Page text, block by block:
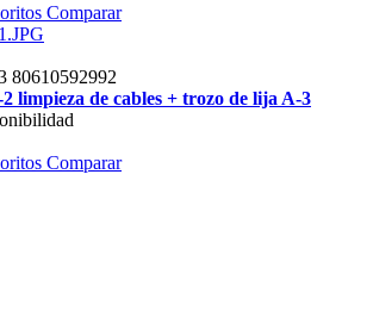
Comparar
80610592992
limpieza de cables + trozo de lija A-3
Comparar